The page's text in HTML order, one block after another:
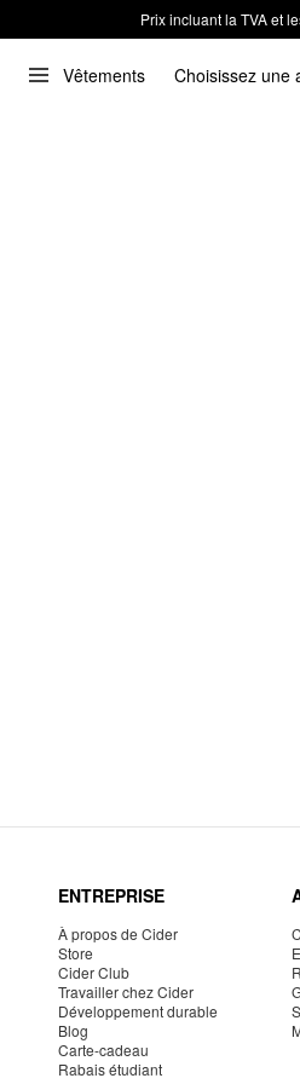
Prix incluant la TVA et
Vêtements Choisissez une
ENTREPRISE
À propos de Cider
Store
Cider Club
Travailler chez Cider
Développement durable
Blog
Carte-cadeau
Rabais étudiant